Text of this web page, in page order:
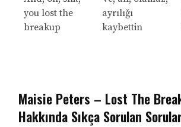
you lost the
breakup
ayrılığı
kaybettin
Maisie Peters – Lost The
Hakkında Sıkça Sorulan